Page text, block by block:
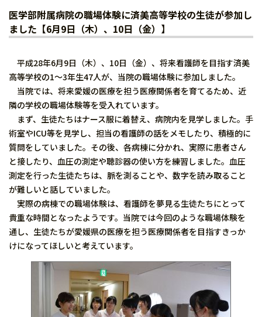
医学部附属病院の職場体験に済美高等学校の生徒が参加し
ました【6月9日（木）、10日（金）】
平成28年6月9日（木）、10日（金）、将来看護師を目指す済美
高等学校の1～3年生47人が、当院の職場体験に参加しました。
当院では、将来愛媛の医療を担う医療関係者を育てるため、近
隣の学校の職場体験等を受入れています。
まず、生徒たちはナース服に着替え、病院内を見学しました。手
術室やICU等を見学し、担当の看護師の話をメモしたり、積極的に
質問をしていました。その後、各病棟に分かれ、実際に患者さん
と接したり、血圧の測定や聴診器の使い方を練習しました。血圧
測定を行った生徒たちは、脈を測ることや、数字を読み取ること
が難しいと話していました。
実際の病棟での職場体験は、看護師を夢見る生徒たちにとって
貴重な時間となったようです。当院では今回のような職場体験を
通し、生徒たちが愛媛県の医療を担う医療関係者を目指すきっか
けになってほしいと考えています。